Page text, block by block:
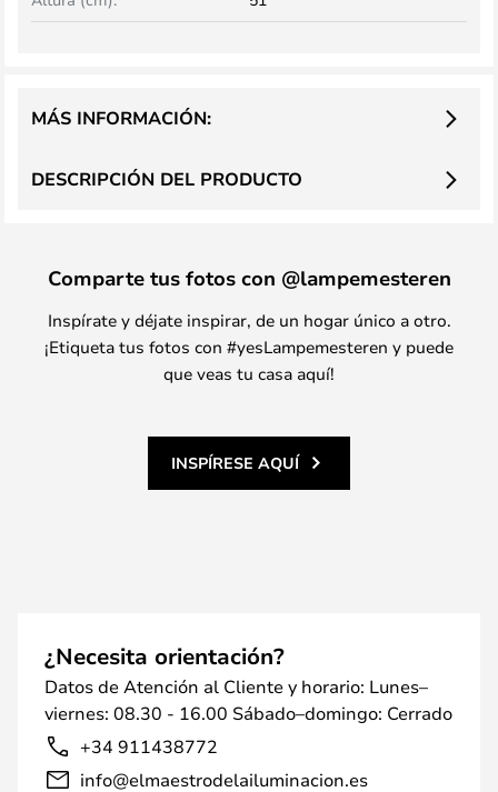
DESCRIPCIÓN DEL PRODUCTO
MÁS INFORMACIÓN:
Comparte tus fotos con @lampemesteren
Inspírate y déjate inspirar, de un hogar único a otro.
¡Etiqueta tus fotos con #yesLampemesteren y puede
que veas tu casa aquí!
INSPÍRESE AQUÍ
¿Necesita orientación?
Datos de Atención al Cliente y horario: Lunes–
viernes: 08.30 - 16.00 Sábado–domingo: Cerrado
+34 911438772
info@elmaestrodelailuminacion.es